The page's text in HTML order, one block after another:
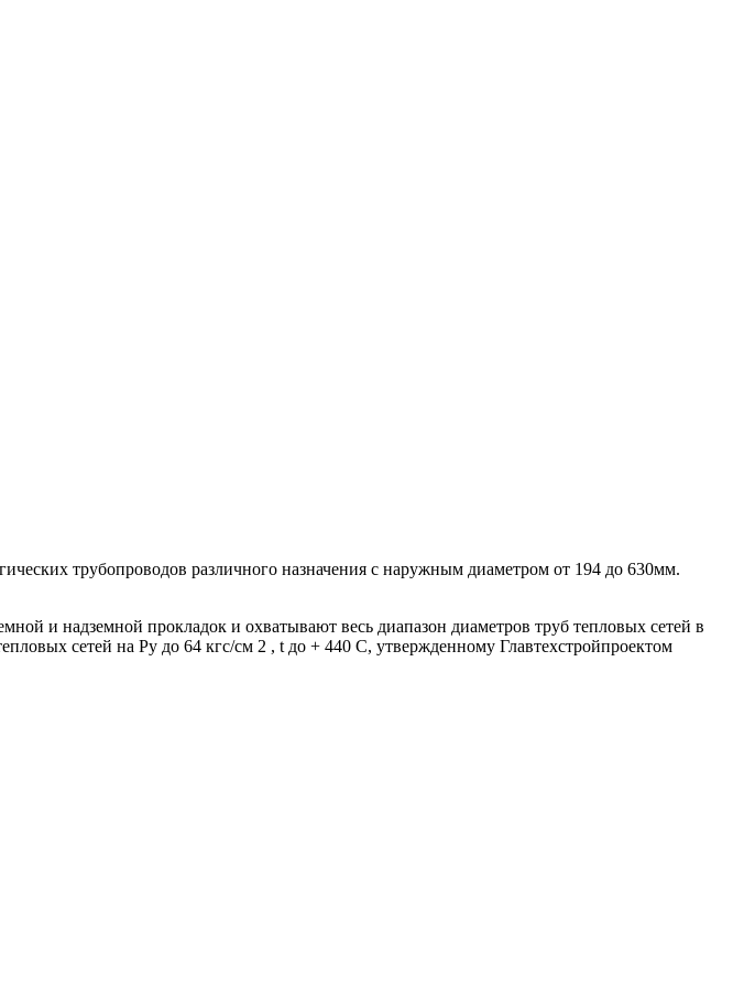
трубопроводов различного назначения с наружным диаметром от 194 до 630мм.
и надземной прокладок и охватывают весь диапазон диаметров труб тепловых сетей в
сетей на Ру до 64 кгс/см 2 , t до + 440 С, утвержденному Главтехстройпроектом